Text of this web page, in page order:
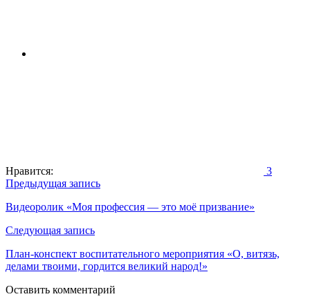
Нравится: 3
Навигация
по
записям
Предыдущая запись
Видеоролик «Моя профессия — это моё призвание»
Следующая запись
План-конспект воспитательного мероприятия «О, витязь,
делами твоими, гордится великий народ!»
Оставить комментарий